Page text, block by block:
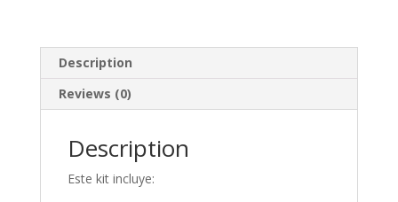
Description
Reviews (0)
Description
Este kit incluye: